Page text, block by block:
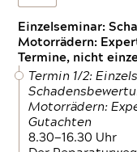
Einzelseminar:
Motorrädern:
Termine, nicht
Termin 1/2:
Motorrädern:
Gutachten
8.30—16.30 Uhr